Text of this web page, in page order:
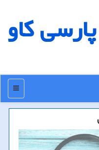
پارسی كاو
منو